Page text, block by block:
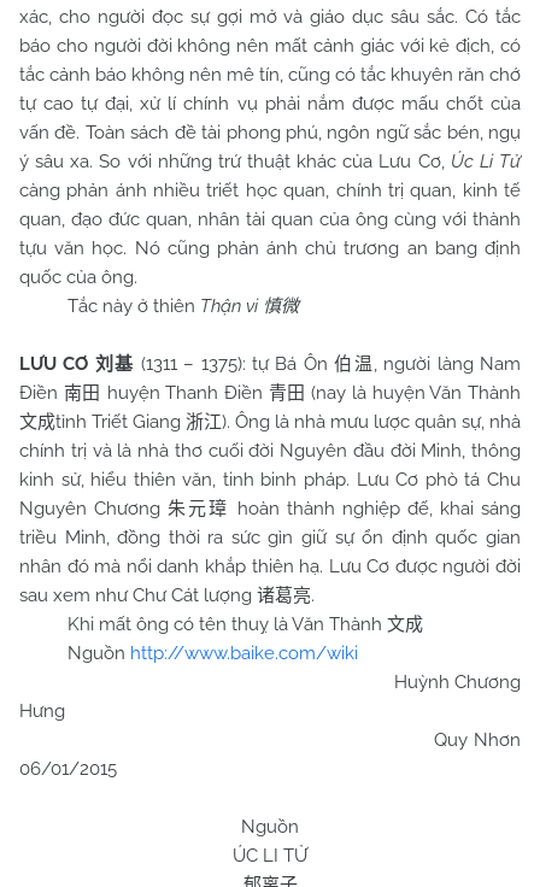
xác, cho người đọc sự gợi mở và giáo dục sâu sắc. Có tắc
báo cho người đời không nên mất cảnh giác với kẻ địch, có
tắc cảnh báo không nên mê tín, cũng có tắc khuyên răn chớ
tự cao tự đại, xử lí chính vụ phải nắm được mấu chốt của
vấn đề. Toàn sách đề tài phong phú, ngôn ngữ sắc bén, ngụ
ý sâu xa. So với những trứ thuật khác của Lưu Cơ, Úc Li Tử
càng phản ánh nhiều triết học quan, chính trị quan, kinh tế
quan, đạo đức quan, nhân tài quan của ông cùng với thành
tựu văn học. Nó cũng phản ánh chủ trương an bang định
quốc của ông.
Tắc này ở thiên Thận vi 慎微
LƯU CƠ 刘基 (1311 – 1375): tự Bá Ôn伯温, người làng Nam
Điền 南田 huyện Thanh Điền 青田 (nay là huyện Văn Thành
文成tỉnh Triết Giang 浙江). Ông là nhà mưu lược quân sự, nhà
chính trị và là nhà thơ cuối đời Nguyên đầu đời Minh, thông
kinh sử, hiểu thiên văn, tinh binh pháp. Lưu Cơ phò tá Chu
Nguyên Chương朱元璋
hoàn thành nghiệp đế, khai sáng
triều Minh, đồng thời ra sức gìn giữ sự ổn định quốc gian
nhân đó mà nổi danh khắp thiên hạ. Lưu Cơ được người đời
sau xem như Chư Cát lượng 诸葛亮.
Khi mất ông có tên thuỵ là Văn Thành 文成
Nguồn http://www.baike.com/wiki
Huỳnh Chương
Hưng
Quy Nhơn
06/01/2015
Nguồn
ÚC LI TỬ